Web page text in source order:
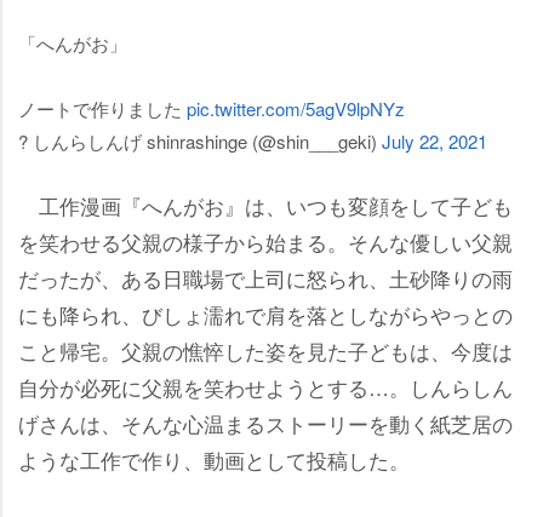
「へんがお」
ノートで作りました pic.twitter.com/5agV9lpNYz
? しんらしんげ shinrashinge (@shin___geki) July 22, 2021
工作漫画『へんがお』は、いつも変顔をして子ども
を笑わせる父親の様子から始まる。そんな優しい父親
だったが、ある日職場で上司に怒られ、土砂降りの雨
にも降られ、びしょ濡れで肩を落としながらやっとの
こと帰宅。父親の憔悴した姿を見た子どもは、今度は
自分が必死に父親を笑わせようとする…。しんらしん
げさんは、そんな心温まるストーリーを動く紙芝居の
ような工作で作り、動画として投稿した。